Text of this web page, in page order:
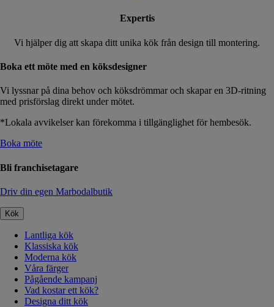
Expertis
Vi hjälper dig att skapa ditt unika kök från design till montering.
Boka ett möte med en köksdesigner
Vi lyssnar på dina behov och köksdrömmar och skapar en 3D-ritning
med prisförslag direkt under mötet.
*Lokala avvikelser kan förekomma i tillgänglighet för hembesök.
Boka möte
Bli franchisetagare
Driv din egen Marbodalbutik
Kök
Lantliga kök
Klassiska kök
Moderna kök
Våra färger
Pågående kampanj
Vad kostar ett kök?
Designa ditt kök